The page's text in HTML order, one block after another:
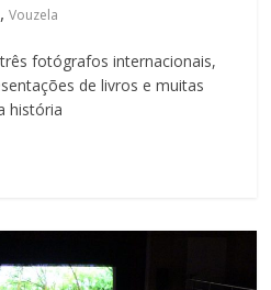
,Vouzela
fotógrafos internacionais,
de livros e muitas
história